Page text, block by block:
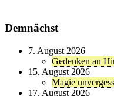
Demnächst
7. August 2026
Gedenken an
15. August 2026
Magie
17. August 2026